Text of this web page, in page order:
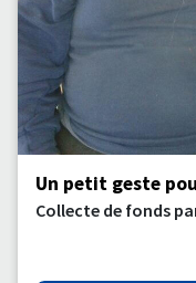
Un petit geste
Collecte de fonds